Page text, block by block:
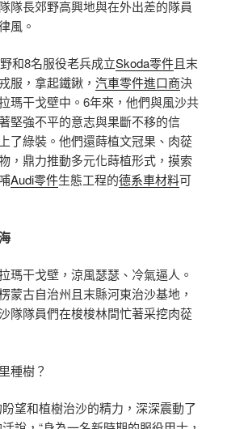
隊長郊野高興地與在外出差的隊員
風。
和8名服役老兵成立Skoda零件且末
服，拿起鐵鍬， 汽車零件進口商決
瑪干戈壁中。6年來，他們與風沙共
堅強不平的意志與果斷不移的信
了綠裝。他們還蒔植文冠果、肉蓯
，鼎力推動多元化蒔植形式，摸索
Audi零件生態工程的德系車材料可
瑪干戈壁，涼風瑟瑟、冷氣逼人。
蒙古自治州且末縣河東治沙基地，
隊隊員們在梭梭林間忙著采挖肉蓯
種樹？
望和植樹治沙的精力，深深震動了